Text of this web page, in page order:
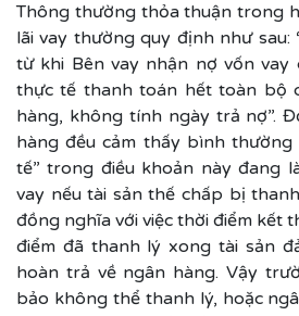
Thông thường thỏa thuận trong
lãi vay thường quy định như sau:
từ khi Bên vay nhận nợ vốn vay
thực tế thanh toán hết toàn bộ
hàng, không tính ngày trả nợ”.
hàng đều cảm thấy bình
tế” trong điều khoản này đang
vay nếu tài sản thế chấp bị
đồng nghĩa với việc thời điểm kết
điểm đã thanh lý xong tài sản
hoàn trả về ngân hàng. Vậy
bảo không thể thanh lý, hoặc